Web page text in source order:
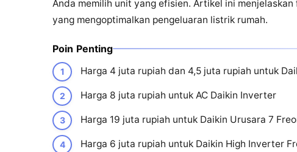
Anda memilih unit yang efisien. Artikel ini
yang mengoptimalkan pengeluaran listrik rumah.
Poin Penting
Harga 4 juta rupiah dan 4,5 juta rupiah untuk
Harga 8 juta rupiah untuk AC Daikin Inverter
Harga 19 juta rupiah untuk Daikin Urusara 7
Harga 6 juta rupiah untuk Daikin High Inverter